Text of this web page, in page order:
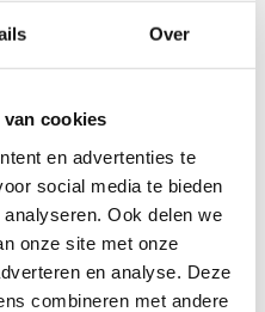
Over
cookies
en advertenties te
social media te bieden
Ook delen we
onze site met onze
en analyse. Deze
combineren met andere
en niet
Keukens Modern